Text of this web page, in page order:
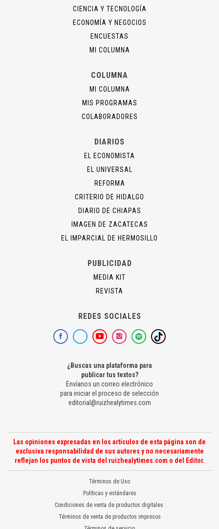
CIENCIA Y TECNOLOGÍA
ECONOMÍA Y NEGOCIOS
ENCUESTAS
MI COLUMNA
COLUMNA
MI COLUMNA
MIS PROGRAMAS
COLABORADORES
DIARIOS
EL ECONOMISTA
EL UNIVERSAL
REFORMA
CRITERIO DE HIDALGO
DIARIO DE CHIAPAS
IMAGEN DE ZACATECAS
EL IMPARCIAL DE HERMOSILLO
PUBLICIDAD
MEDIA KIT
REVISTA
REDES SOCIALES
¿Buscas una plataforma para
publicar tus textos?
Envíanos un correo electrónico
para iniciar el proceso de selección
editorial@ruizhealytimes.com
Las opiniones expresadas en los artículos de esta página son de
exclusiva responsabilidad de sus autores y no necesariamente
reflejan los puntos de vista del ruizhealytimes.com o del Editor.
Términos de Uso
Políticas y estándares
Condiciones de venta de productos digitales
Términos de venta de productos impresos